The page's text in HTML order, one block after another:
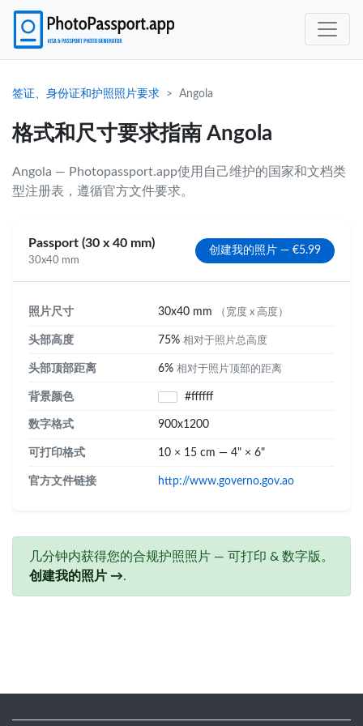
签证、身份证和护照照片要求 Angola
格式和尺寸要求指南 Angola
Angola — Photopassport.app使用自己维护的国家和文档类
型注册表，遵循官方文件要求。
Passport (30 x 40 mm)
30x40 mm
创建我的照片 — €5.99
照片尺寸 30x40 mm （宽度 x 高度）
头部高度 75% 相对于照片总高度
头部顶部距离 6% 相对于照片顶部的距离
背景颜色 #ffffff
数字格式 900x1200
可打印格式 10 × 15 cm — 4" × 6"
官方文件链接 http://www.governo.gov.ao
几分钟内获得您的合规护照照片 — 可打印 & 数字版。
创建我的照片 →.